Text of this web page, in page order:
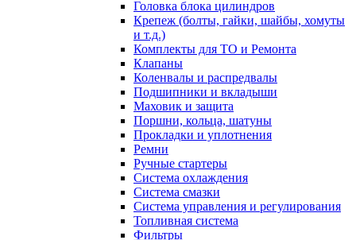
Головка блока цилиндров
Крепеж (болты, гайки, шайбы, хомуты
и т.д.)
Комплекты для ТО и Ремонта
Клапаны
Коленвалы и распредвалы
Подшипники и вкладыши
Маховик и защита
Поршни, кольца, шатуны
Прокладки и уплотнения
Ремни
Ручные стартеры
Система охлаждения
Система смазки
Система управления и регулирования
Топливная система
Фильтры